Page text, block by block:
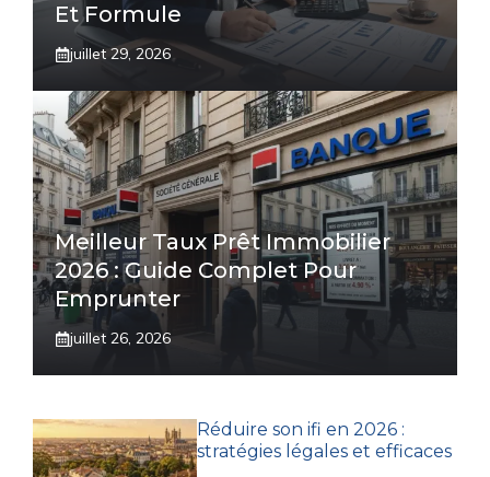
Et Formule
juillet 29, 2026
Meilleur Taux Prêt Immobilier
2026 : Guide Complet Pour
Emprunter
juillet 26, 2026
Réduire son ifi en 2026 :
stratégies légales et efficaces